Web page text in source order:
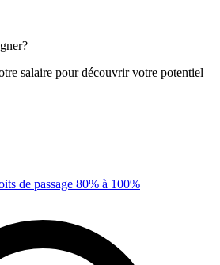
salaire pour découvrir votre potentiel
de passage 80% à 100%